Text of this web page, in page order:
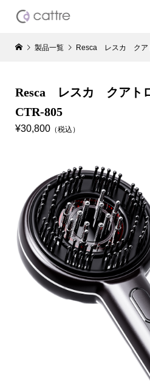
製品一覧 Resca レスカ クア
Resca レスカ クアト
CTR-805
¥30,800（税込）